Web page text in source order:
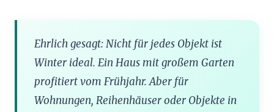
Ehrlich gesagt: Nicht für jedes Objekt ist
Winter ideal. Ein Haus mit großem Garten
profitiert vom Frühjahr. Aber für
Wohnungen, Reihenhäuser oder Objekte in